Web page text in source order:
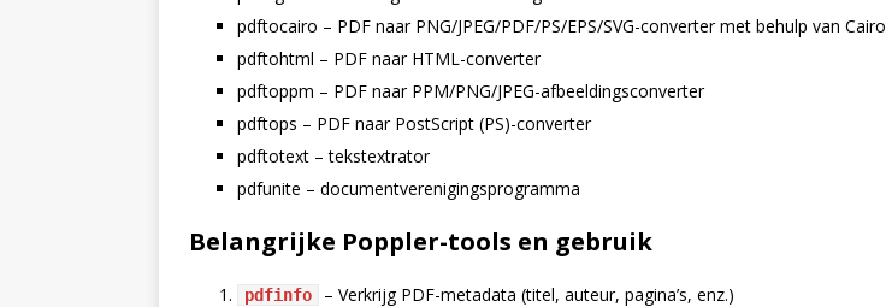
pdftocairo – PDF naar PNG/JPEG/PDF/PS/EPS/SVG-converter met behulp van Cairo
pdftohtml – PDF naar HTML-converter
pdftoppm – PDF naar PPM/PNG/JPEG-afbeeldingsconverter
pdftops – PDF naar PostScript (PS)-converter
pdftotext – tekstextrator
pdfunite – documentverenigingsprogramma
Belangrijke Poppler-tools en gebruik
pdfinfo – Verkrijg PDF-metadata (titel, auteur, pagina’s, enz.)